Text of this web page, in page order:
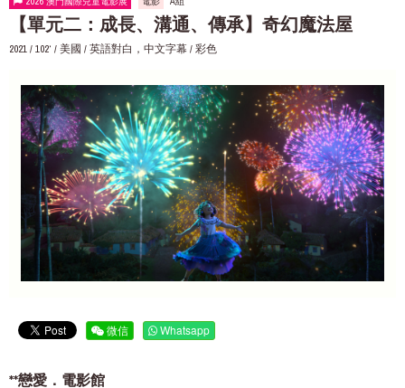
【單元二：成長、溝通、傳承】奇幻魔法屋
2021 / 102‘ / 美國 / 英語對白，中文字幕 / 彩色
微信 Whatsapp
**戀愛．電影館